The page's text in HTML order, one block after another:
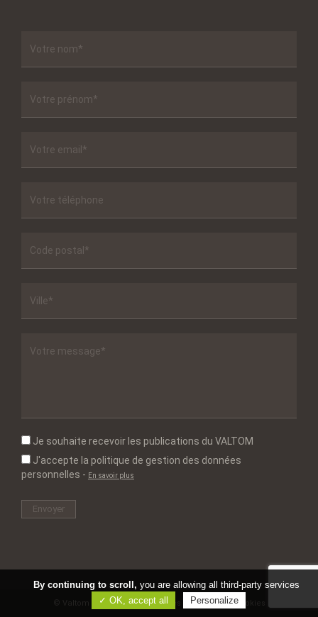
Je souhaite recevoir les publications du VALTOM
J'accepte la politique de gestion des données
personnelles - En savoir plus
© Valtom 2017 -Mentions légales Gestion des cookies
By continuing to scroll, you are allowing all third-party services
✓ OK, accept all
Personalize